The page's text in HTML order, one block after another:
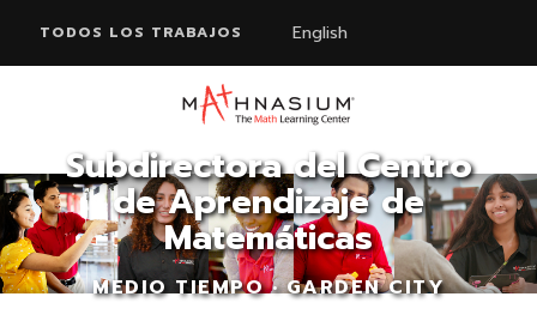
TODOS LOS TRABAJOS English
Subdirectora del Centro
de Aprendizaje de
Matemáticas
MEDIO TIEMPO • GARDEN CITY